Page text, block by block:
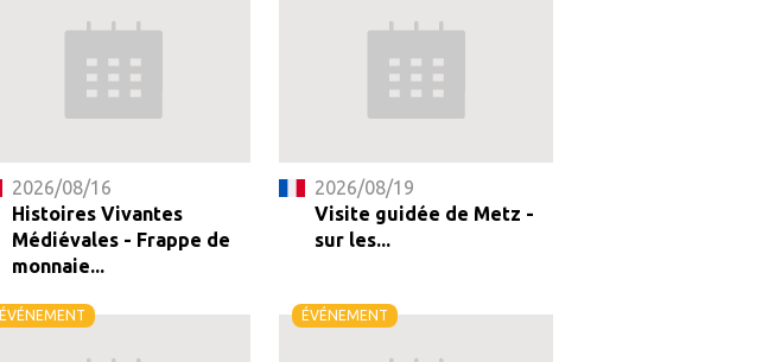
2026/08/16
Histoires Vivantes
Médiévales - Frappe de
monnaie...
2026/08/19
Visite guidée de Metz -
sur les...
ÉVÉNEMENT ÉVÉNEMENT